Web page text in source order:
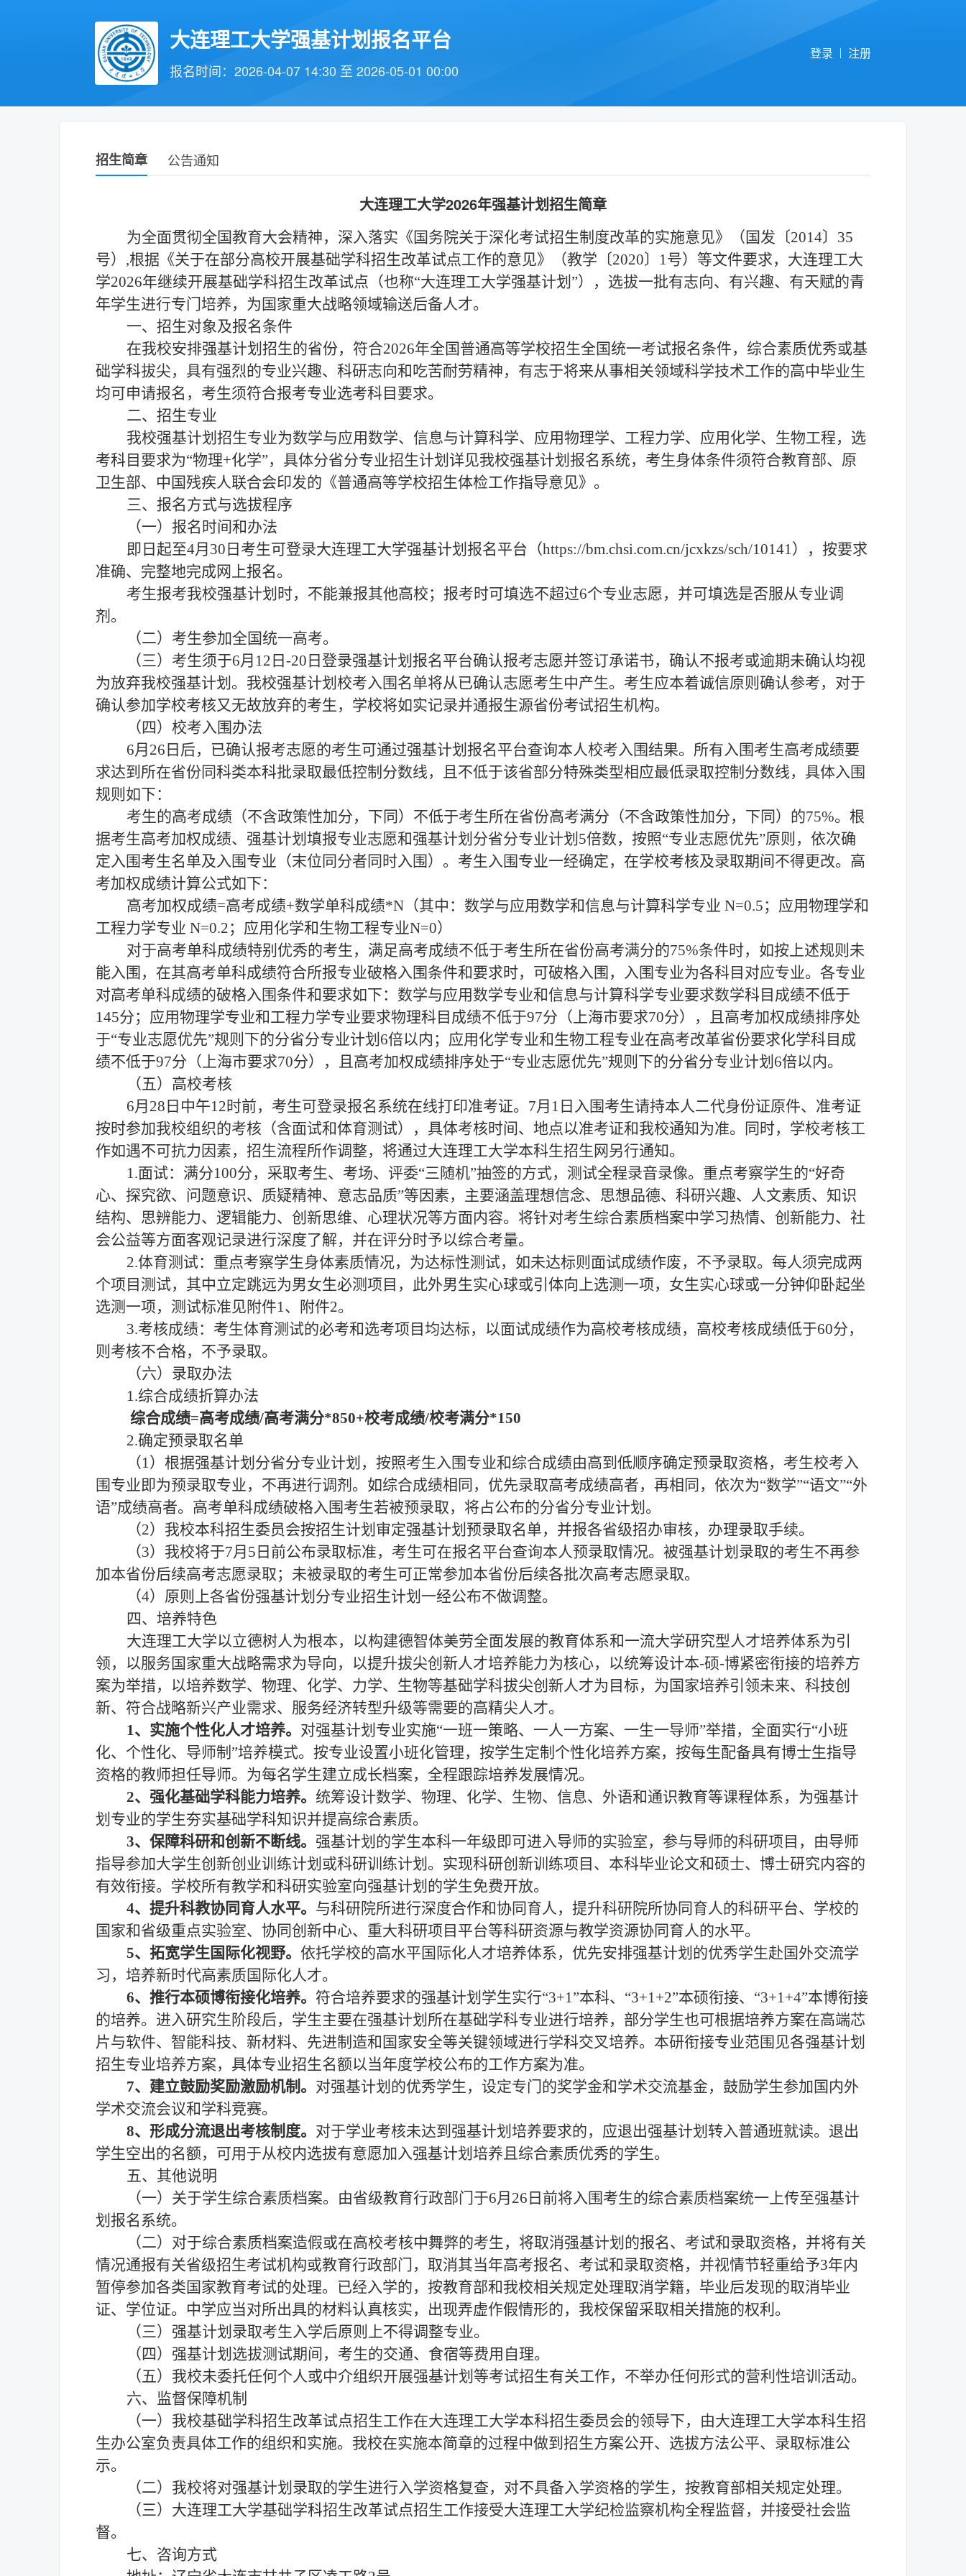
大连理工大学强基计划报名平台
报名时间：2026-04-07 14:30 至 2026-05-01 00:00
登录 注册
招生简章 公告通知
大连理工大学2026年强基计划招生简章
为全面贯彻全国教育大会精神，深入落实《国务院关于深化考试招生制度改革的实施意见》（国发〔2014〕35
号）,根据《关于在部分高校开展基础学科招生改革试点工作的意见》（教学〔2020〕 1号）等文件要求，大连理工大
学2026年继续开展基础学科招生改革试点（也称“大连理工大学强基计划”），选拔一批有志向、有兴趣、有天赋的青
年学生进行专门培养，为国家重大战略领域输送后备人才。
一、招生对象及报名条件
在我校安排强基计划招生的省份，符合2026年全国普通高等学校招生全国统一考试报名条件，综合素质优秀或基
础学科拔尖，具有强烈的专业兴趣、科研志向和吃苦耐劳精神， 有志于将来从事相关领域科学技术工作的高中毕业生
均可申请报名，考生须符合报考专业选考科目要求。
二、招生专业
我校强基计划招生专业为数学与应用数学、信息与计算科学、应用物理学、工程力学、应用化学、生物工程，选
考科目要求为“物理+化学”，具体分省分专业招生计划详见我校强基计划报名系统，考生身体条件须符合教育部、原
卫生部、中国残疾人联合会印发的《普通高等学校招生体检工作指导意见》 。
三、报名方式与选拔程序
（一）报名时间和办法
即日起至4月 30 日考生可登录大连理工大学强基计划报名平台（https://bm.chsi.com.cn/jcxkzs/sch/10141），按要求
准确、完整地完成网上报名。
考生报考我校强基计划时，不能兼报其他高校；报考时可填选不超过6个专业志愿，并可填选是否服从专业调
剂。
（二）考生参加全国统一高考。
（三）考生须于6月12 日 -20 日登录强基计划报名平台确认报考志愿并签订承诺书，确认不报考或逾期未确认均视
为放弃我校强基计划。我校强基计划校考入围名单将从已确认志愿考生中产生。考生应本着诚信原则确认参考，对于
确认参加学校考核又无故放弃的考生，学校将如实记录并通报生源省份考试招生机构。
（四）校考入围办法
6月 26 日后，已确认报考志愿的考生可通过强基计划报名平台查询本人校考入围结果。所有入围考生高考成绩要
求达到所在省份同科类本科批录取最低控制分数线，
且不低于该省部分特殊类型相应最低录取控制分数线，具体入围
规则如下：
考生的高考成绩（不含政策性加分，下同）不低于考生所在省份高考满分（不含政策性加分，下同）的75%。根
据考生高考加权成绩、强基计划填报专业志愿和强基计划分省分专业计划 5倍数， 按照“专业志愿优先”原则，依次确
定入围考生名单及入围专业 （末位同分者同时入围）。考生入围专业一经确定，在学校考核及录取期间不得更改。高
考加权成绩计算公式如下：
高考加权成绩=高考成绩+数学单科成绩*N（其中：数学与应用数学和信息与计算科学专业 N=0.5；应用物理学和
工程力学专业 N=0.2；应用化学和生物工程专业N=0）
对于高考单科成绩特别优秀的考生，满足高考成绩不低于考生所在省份高考满分的75%条件时，如按上述规则未
能入围，在其高考单科成绩符合所报专业破格入围条件和要求时，可破格入围，入围专业为各科目对应专业。各专业
对高考单科成绩的破格入围条件和要求如下： 数学与应用数学专业和信息与计算科学专业要求数学科目成绩不低于
145分； 应用物理学专业和工程力学专业要求物理科目成绩不低于97分 （上海市要求70分）， 且高考加权成绩排序处
于“专业志愿优先”规则下的分省分专业计划 6倍以内； 应用化学专业和生物工程专业在高考改革省份要求化学科目成
绩不低于97分 （上海市要求70分）， 且高考加权成绩排序处于“专业志愿优先”规则下的分省分专业计划 6倍以内。
（五）高校考核
6月 28 日中午12时前，考生可登录报名系统在线打印准考证。 7月 1 日入围考生请持本人二代身份证原件、准考证
按时参加我校组织的考核（含面试和体育测试），具体考核时间、地点以准考证和我校通知为准。同时，学校考核工
作如遇不可抗力因素，招生流程所作调整，将通过大连理工大学本科生招生网另行通知。
1.面试： 满分100分，采取考生、考场、评委“三随机”抽签的方式，测试全程录音录像。重点考察学生的“好奇
心、探究欲、问题意识、质疑精神、意志品质”等因素，主要涵盖理想信念、 思想品德、 科研兴趣、人文素质、 知识
结构、 思辨能力、逻辑能力、 创新思维、 心理状况等方面内容。将针对考生综合素质档案中学习热情、创新能力、社
会公益等方面客观记录进行深度了解，并在评分时予以综合考量。
2.体育测试：重点考察学生身体素质情况，为达标性测试，如未达标则面试成绩作废， 不予录取。每人须完成两
个项目测试，其中立定跳远为男女生必测项目，此外男生实心球或引体向上选测一项，女生实心球或一分钟仰卧起坐
选测一项，测试标准见附件1、附件2。
3.考核成绩：考生体育测试的必考和选考项目均达标，以面试成绩作为高校考核成绩，高校考核成绩低于60分，
则考核不合格，不予录取。
（六）录取办法
1.综合成绩折算办法
综合成绩=高考成绩/高考满分*850+校考成绩/校考满分*150
2.确定预录取名单
（1）根据强基计划分省分专业计划，按照考生入围专业和综合成绩由高到低顺序确定预录取资格，考生校考入
围专业即为预录取专业，不再进行调剂。如综合成绩相同，优先录取高考成绩高者，再相同，依次为“数学”“语文”“外
语”成绩高者。高考单科成绩破格入围考生若被预录取，将占公布的分省分专业计划。
（2）我校本科招生委员会按招生计划审定强基计划预录取名单，并报各省级招办审核，办理录取手续。
（3）我校将于7月 5日前公布录取标准，考生可在报名平台查询本人预录取情况。被强基计划录取的考生不再参
加本省份后续高考志愿录取；未被录取的考生可正常参加本省份后续各批次高考志愿录取。
（4）原则上各省份强基计划分专业招生计划 一经公布不做调整。
四、培养特色
大连理工大学以立德树人为根本，以构建德智体美劳全面发展的教育体系和一流大学研究型人才培养体系为引
领，以服务国家重大战略需求为导向，以提升拔尖创新人才培养能力为核心，以统筹设计本-硕-博紧密衔接的培养方
案为举措，以培养数学、物理、化学、力学、生物等基础学科拔尖创新人才为目标，为国家培养引领未来、科技创
新、符合战略新兴产业需求、服务经济转型升级等需要的高精尖人才。
1、实施个性化人才培养。 对强基计划专业实施“一班一策略、一人一方案、一生一导师”举措，全面实行“小班
化、个性化、导师制”培养模式。按专业设置小班化管理，按学生定制个性化培养方案，按每生配备具有博士生指导
资格的教师担任导师。为每名学生建立成长档案，全程跟踪培养发展情况。
2、强化基础学科能力培养。 统筹设计数学、物理、化学、生物、信息、外语和通识教育等课程体系，为强基计
划专业的学生夯实基础学科知识并提高综合素质。
3、保障科研和创新不断线。 强基计划的学生本科一年级即可进入导师的实验室，参与导师的科研项目，由导师
指导参加大学生创新创业训练计划或科研训练计划。实现科研创新训练项目、本科毕业论文和硕士、博士研究内容的
有效衔接。学校所有教学和科研实验室向强基计划的学生免费开放。
4、提升科教协同育人水平。 与科研院所进行深度合作和协同育人，提升科研院所协同育人的科研平台、学校的
国家和省级重点实验室、协同创新中心、重大科研项目平台等科研资源与教学资源协同育人的水平。
5、拓宽学生国际化视野。 依托学校的高水平国际化人才培养体系，优先安排强基计划的优秀学生赴国外交流学
习，培养新时代高素质国际化人才。
6、推行本硕博衔接化培养。 符合培养要求的强基计划学生实行“3+1”本科、“3+1+2”本硕衔接、“3+1+4”本博衔接
的培养。进入研究生阶段后，学生主要在强基计划所在基础学科专业进行培养，部分学生也可根据培养方案在高端芯
片与软件、智能科技、新材料、先进制造和国家安全等关键领域进行学科交叉培养。本研衔接专业范围见各强基计划
招生专业培养方案，具体专业招生名额以当年度学校公布的工作方案为准。
7、建立鼓励奖励激励机制。 对强基计划的优秀学生，设定专门的奖学金和学术交流基金，鼓励学生参加国内外
学术交流会议和学科竞赛。
8、形成分流退出考核制度。 对于学业考核未达到强基计划培养要求的，应退出强基计划转入普通班就读。退出
学生空出的名额，可用于从校内选拔有意愿加入强基计划培养且综合素质优秀的学生。
五、其他说明
（一）关于学生综合素质档案。 由省级教育行政部门于6月 26 日 前将入围考生的综合素质档案统一 上传至强基计
划报名系统。
（二）对于综合素质档案造假或在高校考核中舞弊的考生，将取消强基计划的报名、考试和录取资格，并将有关
情况通报有关省级招生考试机构或教育行政部门，取消其当年高考报名、考试和录取资格，并视情节轻重给予3年内
暂停参加各类国家教育考试的处理。已经入学的，按教育部和我校相关规定处理取消学籍，毕业后发现的取消毕业
证、学位证。中学应当对所出具的材料认真核实，出现弄虚作假情形的，我校保留采取相关措施的权利。
（三）强基计划录取考生入学后原则上不得调整专业。
（四）强基计划选拔测试期间，考生的交通、食宿等费用自理。
（五）我校未委托任何个人或中介组织开展强基计划等考试招生有关工作，不举办任何形式的营利性培训活动。
六、监督保障机制
（一）我校基础学科招生改革试点招生工作在大连理工大学本科招生委员会的领导下，由大连理工大学本科生招
生办公室负责具体工作的组织和实施。我校在实施本简章的过程中做到招生方案公开、选拔方法公平、录取标准公
示。
（二）我校将对强基计划录取的学生进行入学资格复查，对不具备入学资格的学生，按教育部相关规定处理。
（三）大连理工大学基础学科招生改革试点招生工作接受大连理工大学纪检监察机构全程监督，并接受社会监
督。
七、咨询方式